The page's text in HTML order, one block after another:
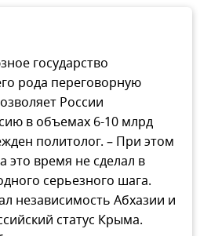
государство
рода переговорную
России
в объемах 6-10 млрд
политолог. – При этом
это время не сделал в
серьезного шага.
независимость Абхазии и
статус Крыма.